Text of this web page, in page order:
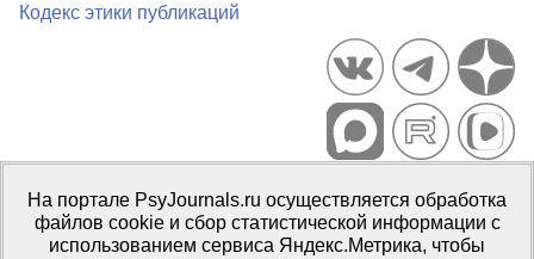
Кодекс этики публикаций
Портал психологических изданий PsyJournals.ru, 2007–2026
Правила использования материалов
Свидетельство регистрации СМИЭл № ФС77-66447 от 14 июля
На портале PsyJournals.ru осуществляется обработка
файлов cookie и сбор статистической информации с
использованием сервиса Яндекс.Метрика, чтобы